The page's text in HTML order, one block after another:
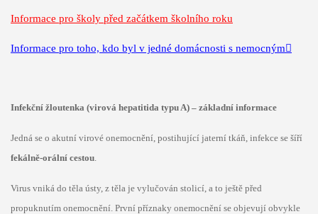
Informace pro školy před začátkem školního roku
Informace pro toho, kdo byl v jedné domácnosti s nemocným
Infekční žloutenka (virová hepatitida typu A) – základní informace
Jedná se o akutní virové onemocnění, postihující jaterní tkáň, infekce se šíří
fekálně-orální cestou.
Virus vniká do těla ústy, z těla je vylučován stolicí, a to ještě před
propuknutím onemocnění. První příznaky onemocnění se objevují obvykle